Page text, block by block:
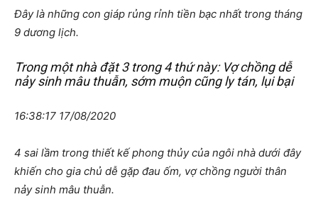
Đây là những con giáp rủng rỉnh tiền bạc nhất trong tháng
9 dương lịch.
Trong một nhà đặt 3 trong 4 thứ này: Vợ chồng dễ
nảy sinh mâu thuẫn, sớm muộn cũng ly tán, lụi bại
16:38:17 17/08/2020
4 sai lầm trong thiết kế phong thủy của ngôi nhà dưới đây
khiến cho gia chủ dễ gặp đau ốm, vợ chồng người thân
nảy sinh mâu thuẫn.